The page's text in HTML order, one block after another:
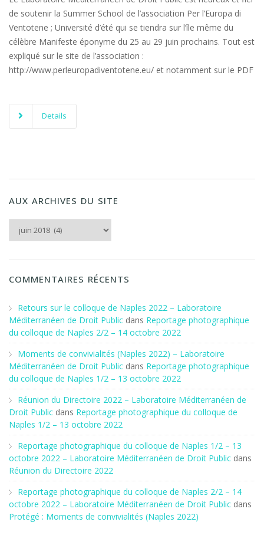
de soutenir la Summer School de l’association Per l’Europa di
Ventotene ; Université d’été qui se tiendra sur l’île même du
célèbre Manifeste éponyme du 25 au 29 juin prochains. Tout est
expliqué sur le site de l’association :
http://www.perleuropadiventotene.eu/ et notamment sur le PDF
Details
AUX ARCHIVES DU SITE
COMMENTAIRES RÉCENTS
Retours sur le colloque de Naples 2022 – Laboratoire
Méditerranéen de Droit Public dans Reportage photographique
du colloque de Naples 2/2 – 14 octobre 2022
Moments de convivialités (Naples 2022) – Laboratoire
Méditerranéen de Droit Public dans Reportage photographique
du colloque de Naples 1/2 – 13 octobre 2022
Réunion du Directoire 2022 – Laboratoire Méditerranéen de
Droit Public dans Reportage photographique du colloque de
Naples 1/2 – 13 octobre 2022
Reportage photographique du colloque de Naples 1/2 – 13
octobre 2022 – Laboratoire Méditerranéen de Droit Public dans
Réunion du Directoire 2022
Reportage photographique du colloque de Naples 2/2 – 14
octobre 2022 – Laboratoire Méditerranéen de Droit Public dans
Protégé : Moments de convivialités (Naples 2022)